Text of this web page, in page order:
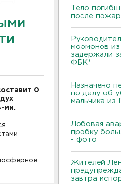
0
ми.
Тело
после
мормонов
задержали
ФБК*
Назначено
по делу об
мальчика из
Лобовая
пробку
- фото
Жителей
завтра